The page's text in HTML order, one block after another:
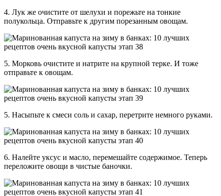
4. Лук же очистите от шелухи и порежьте на тонкие
полукольца. Отправьте к другим порезанным овощам.
5. Морковь очистите и натрите на крупной терке. И тоже
отправьте к овощам.
5. Насыпьте к смеси соль и сахар, перетрите немного руками.
6. Налейте уксус и масло, перемешайте содержимое. Теперь
переложите овощи в чистые баночки.